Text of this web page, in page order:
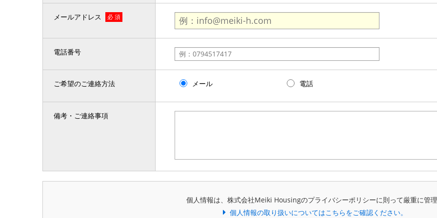
メールアドレス 必 須
電話番号
ご希望のご連絡方法 メール 電話
備考・ご連絡事項
個人情報は、株式会社Meiki Housingのプライバシーポリシーに則って厳重に管理
個人情報の取り扱いについてはこちらをご確認ください。